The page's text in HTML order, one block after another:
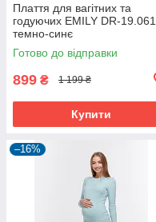
Плаття для вагітних та
годуючих EMILY DR-19.061
темно-синє
Готово до відправки
899 ₴ 1 199 ₴
Купити
–16%